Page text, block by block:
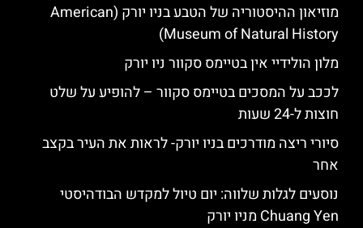
מוזיאון ההיסטוריה של הטבע בניו יורק (American
Museum of Natural History)
מלון הולידיי אין בטיימס סקוור ניו יורק
לככב על המסכים בטיימס סקוור – להופיע על שלט
חוצות ל-24 שעות
סיורי ריצה מודרכים בניו יורק- לראות את העיר בקצב
אחר
נוסעים לגלות שלווה: יום טיול למקדש הבודהיסטי
Chuang Yen מניו יורק